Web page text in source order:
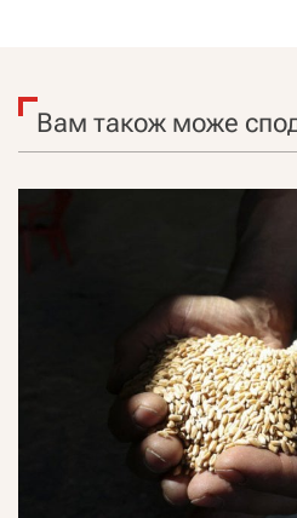
Вам також може